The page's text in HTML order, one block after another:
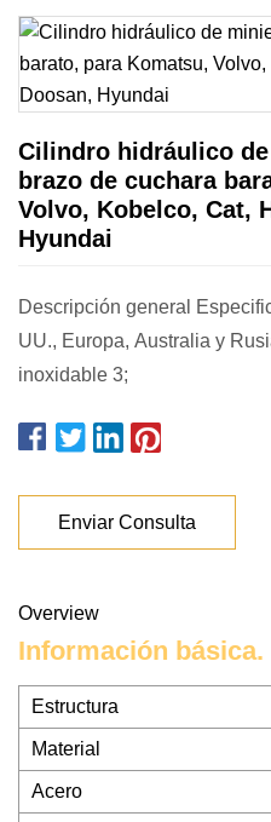
Cilindro hidráulico
brazo de cuchara
Volvo, Kobelco, Cat,
Hyundai
Descripción general
UU., Europa, Australia y Rusia. 2.Material:
inoxidable 3;
Enviar Consulta
Overview
Información básica.
Estructura
Material
Acero